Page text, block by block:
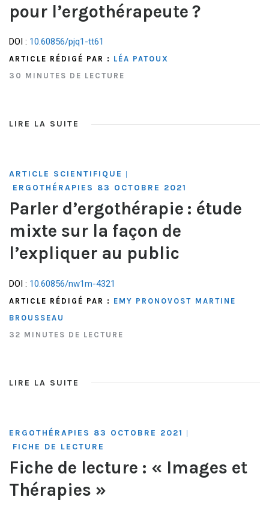
pour l’ergothérapeute ?
DOI : 10.60856/pjq1-tt61
ARTICLE RÉDIGÉ PAR : LÉA PATOUX
30 MINUTES DE LECTURE
LIRE LA SUITE
ARTICLE SCIENTIFIQUE
ERGOTHÉRAPIES 83 OCTOBRE 2021
Parler d’ergothérapie : étude
mixte sur la façon de
l’expliquer au public
DOI : 10.60856/nw1m-4321
ARTICLE RÉDIGÉ PAR : EMY PRONOVOST MARTINE
BROUSSEAU
32 MINUTES DE LECTURE
LIRE LA SUITE
ERGOTHÉRAPIES 83 OCTOBRE 2021 |
FICHE DE LECTURE
Fiche de lecture : « Images et
Thérapies »